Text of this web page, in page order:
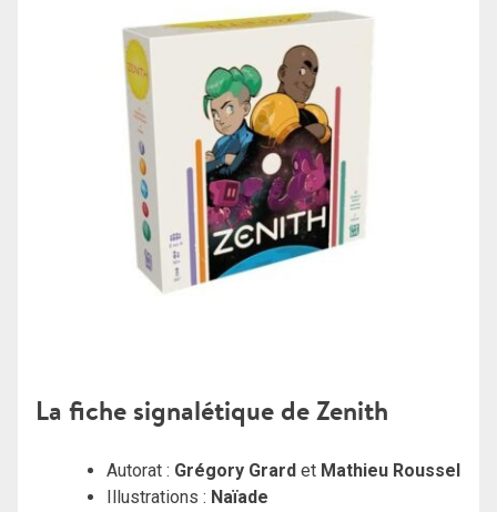
La fiche signalétique de Zenith
Autorat : Grégory Grard et Mathieu Roussel
Illustrations : Naïade